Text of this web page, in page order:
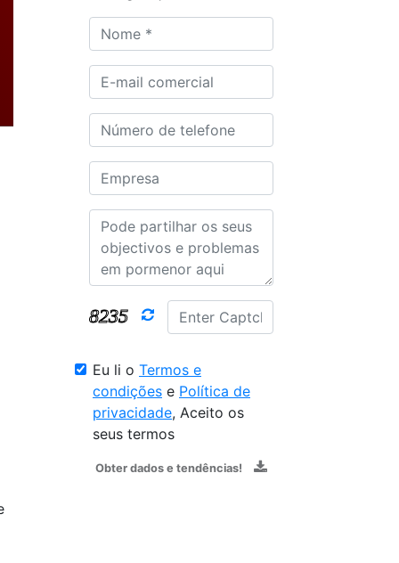
Eu li o Termos e
condições e Política de
privacidade, Aceito os
seus termos
Obter dados e tendências!